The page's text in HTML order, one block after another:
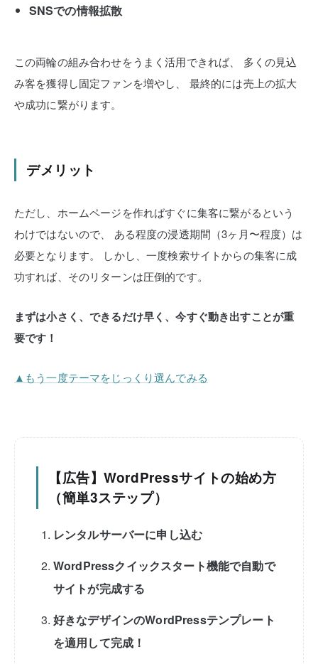
SNSでの情報拡散
この両輪の組み合わせをうまく活用できれば、
多くの見込
み客を獲得し固定ファンを増やし、
最終的には売上の拡大
や成功に繋がります。
デメリット
ただし、ホームページを作ればすぐに集客に繋がるという
わけではないので、
ある程度の浸透期間（3ヶ月〜程度）は
必要となります。
しかし、一度検索サイトからの集客に成
功すれば、そのリターンは圧倒的です。
まずは小さく、できるだけ早く、今すぐ動き出すことが重
要です！
▲もう一度テーマをじっくり選んでみる
【広告】WordPressサイトの始め方
（簡単3ステップ）
レンタルサーバーに申し込む
WordPressクイックスタート機能で自動で
サイトが完成する
好きなデザインのWordPressテンプレート
を適用して完成！